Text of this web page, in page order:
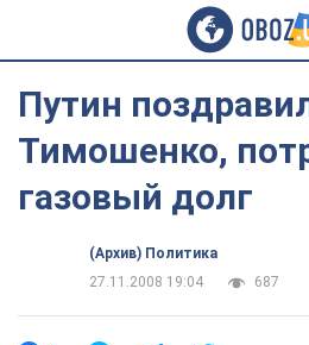
Путин
Тимошенко,
газовый долг
(Архив) Политика
27.11.2008 19:04
687